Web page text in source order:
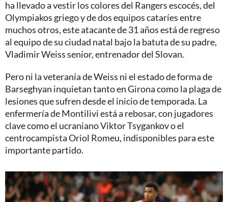
ha llevado a vestir los colores del Rangers escocés, del
Olympiakos griego y de dos equipos cataríes entre
muchos otros, este atacante de 31 años está de regreso
al equipo de su ciudad natal bajo la batuta de su padre,
Vladimir Weiss senior, entrenador del Slovan.
Pero ni la veteranía de Weiss ni el estado de forma de
Barseghyan inquietan tanto en Girona como la plaga de
lesiones que sufren desde el inicio de temporada. La
enfermería de Montilivi está a rebosar, con jugadores
clave como el ucraniano Viktor Tsygankov o el
centrocampista Oriol Romeu, indisponibles para este
importante partido.